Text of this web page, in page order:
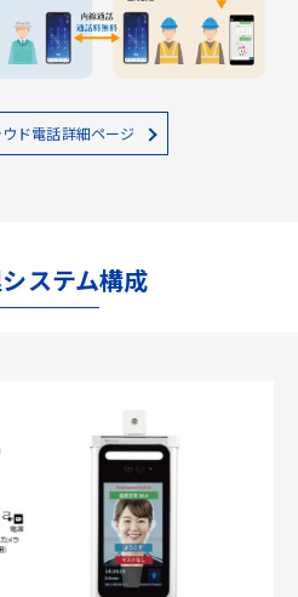
ド電話詳細ページ
ステム構成